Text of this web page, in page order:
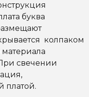
буква
колпаком
материала
свечении
платой.